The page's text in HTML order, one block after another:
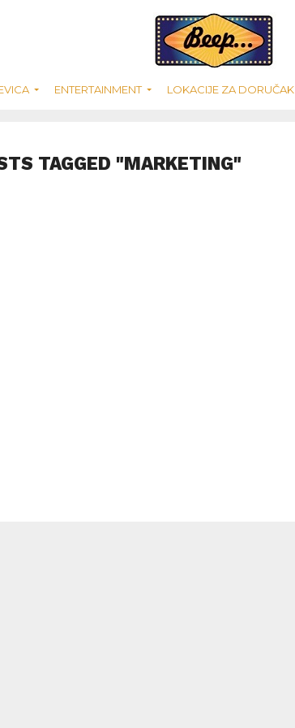
ENTERTAINMENT LOKACIJE ZA DORUČAK
TAGGED "MARKETING"